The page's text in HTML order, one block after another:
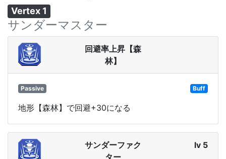
Vertex 1
サンダーマスター
回避率上昇【森
林】
Passive Buff
地形【森林】で回避+30になる
サンダーファク
ター
lv 5